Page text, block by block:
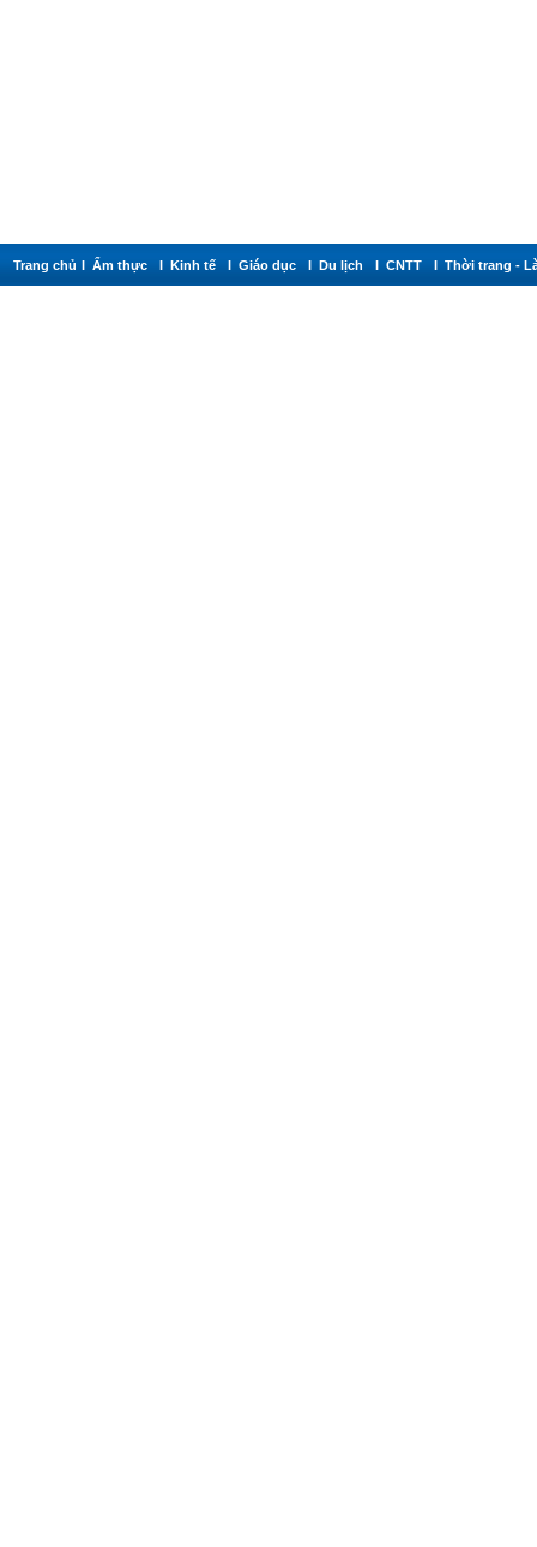
Trang chủ I Ẩm thực I Kinh tế I Giáo dục I Du lịch I CNTT I Thời trang -